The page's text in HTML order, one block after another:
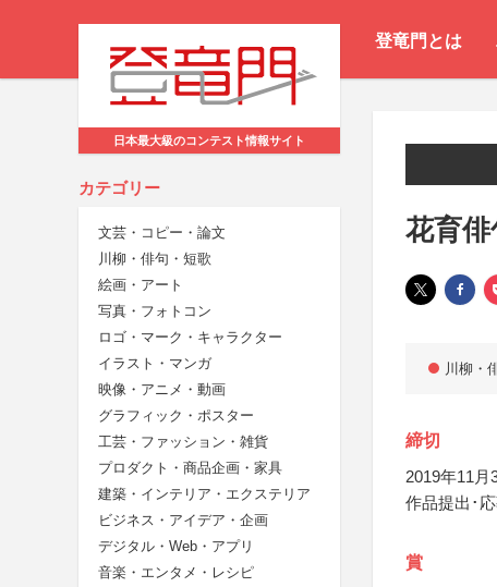
登竜門とは
日本最大級のコンテスト情報サイト
カテゴリー
文芸・コピー・論文
川柳・俳句・短歌
絵画・アート
写真・フォトコン
ロゴ・マーク・キャラクター
イラスト・マンガ
映像・アニメ・動画
グラフィック・ポスター
工芸・ファッション・雑貨
プロダクト・商品企画・家具
建築・インテリア・エクステリア
ビジネス・アイデア・企画
デジタル・Web・アプリ
音楽・エンタメ・レシピ
花育俳
川柳・
締切
2019年11月
作品提出･
賞